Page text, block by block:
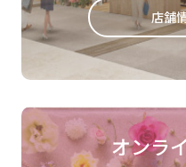
店舗
オンラ